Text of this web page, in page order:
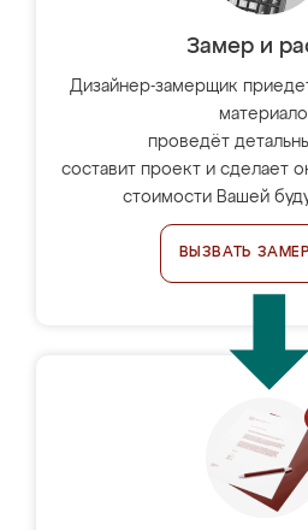
Замер и
Дизайнер-замерщик
проведёт
составит проект и сделает
стоимости Вашей
ВЫЗВАТЬ